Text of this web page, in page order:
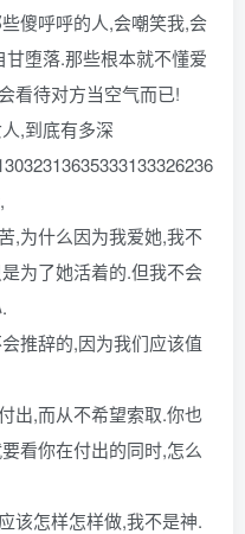
傻呼呼的人,会嘲笑我,会
堕落.那些根本就不懂爱
看待对方当空气而已!
,到底有多深
,为什么因为我爱她,我不
为了她活着的.但我不会
推辞的,因为我们应该值
出,而从不希望索取.你也
看你在付出的同时,怎么
该怎样怎样做,我不是神.